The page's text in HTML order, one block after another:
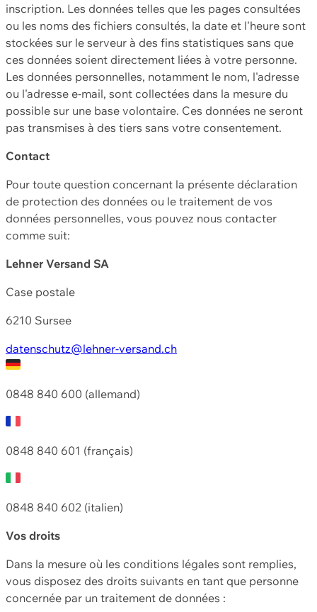
inscription. Les données telles que les pages consultées
ou les noms des fichiers consultés, la date et l'heure sont
stockées sur le serveur à des fins statistiques sans que
ces données soient directement liées à votre personne.
Les données personnelles, notamment le nom, l'adresse
ou l'adresse e-mail, sont collectées dans la mesure du
possible sur une base volontaire. Ces données ne seront
pas transmises à des tiers sans votre consentement.
Contact
Pour toute question concernant la présente déclaration
de protection des données ou le traitement de vos
données personnelles, vous pouvez nous contacter
comme suit:
Lehner Versand SA
Case postale
6210 Sursee
datenschutz@lehner-versand.ch
0848 840 600 (allemand)
0848 840 601 (français)
0848 840 602 (italien)
Vos droits
Dans la mesure où les conditions légales sont remplies,
vous disposez des droits suivants en tant que personne
concernée par un traitement de données :